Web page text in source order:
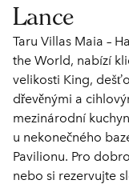
Lance
Taru Villas Maia –
the World, nabízí
velikosti King,
dřevěnými a
mezinárodní
u nekonečného
Pavilionu. Pro
nebo si rezervujte